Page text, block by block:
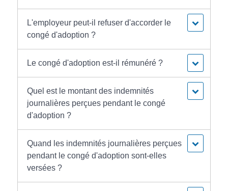
L'employeur peut-il refuser d'accorder le
congé d'adoption ?
Le congé d'adoption est-il rémunéré ?
Quel est le montant des indemnités
journalières perçues pendant le congé
d'adoption ?
Quand les indemnités journalières perçues
pendant le congé d'adoption sont-elles
versées ?